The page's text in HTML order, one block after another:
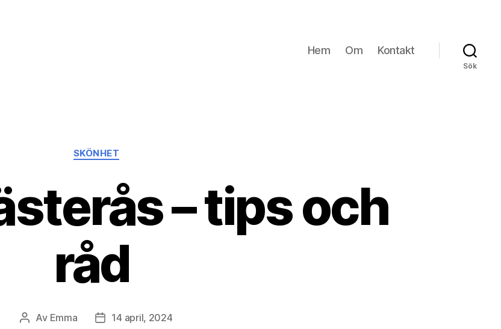
Hem Om Kontakt
Sök
Kategorier
SKÖNHET
– tips och
råd
Inläggsförfattare
Av Emma Inläggsdatum
14 april, 2024